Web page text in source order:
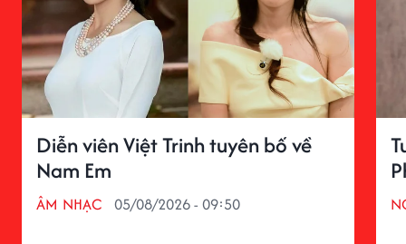
Diễn viên Việt Trinh tuyên bố về
Nam Em
ÂM NHẠC 05/08/2026 - 09:50